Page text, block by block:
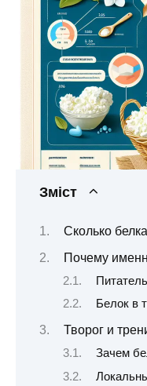
Зміст
Сколько
Почему
Белок в
Творог и
Зачем